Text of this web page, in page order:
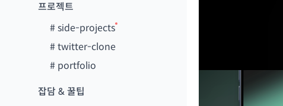
프로젝트
#side-projects
#twitter-clone
# portfolio
잡담 & 꿀팁